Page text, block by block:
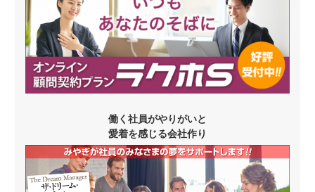
働く社員がやりがいと
愛着を感じる会社作り